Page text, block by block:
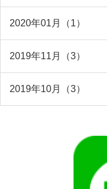
2020年01月（1）
2019年11月（3）
2019年10月（3）